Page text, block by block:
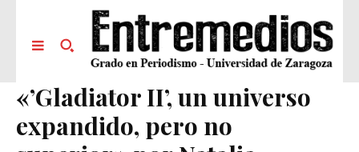
«’Gladiator II’, un universo
expandido, pero no